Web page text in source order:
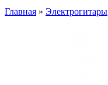
Главная » Электрогитары